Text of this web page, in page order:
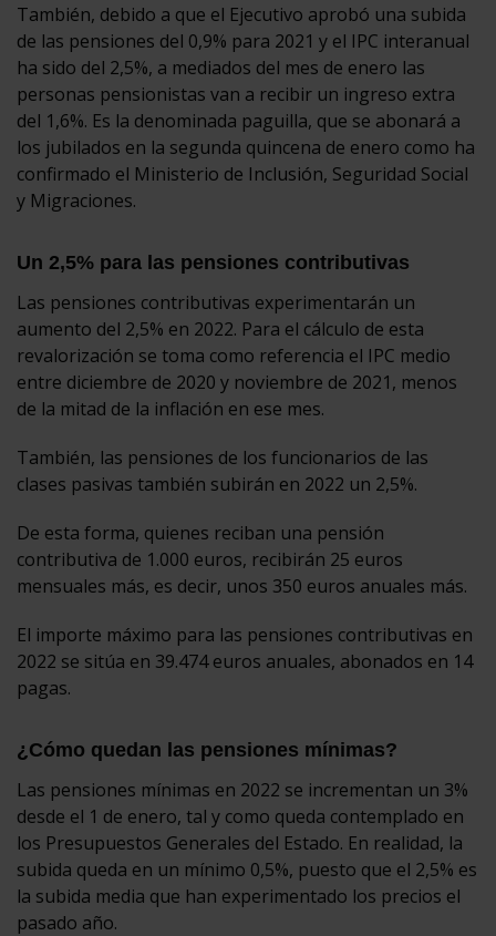
También, debido a que el Ejecutivo aprobó una subida
de las pensiones del 0,9% para 2021 y el IPC interanual
ha sido del 2,5%, a mediados del mes de enero las
personas pensionistas van a recibir un ingreso extra
del 1,6%. Es la denominada paguilla, que se abonará a
los jubilados en la segunda quincena de enero como ha
confirmado el Ministerio de Inclusión, Seguridad Social
y Migraciones.
Un 2,5% para las pensiones contributivas
Las pensiones contributivas experimentarán un
aumento del 2,5% en 2022. Para el cálculo de esta
revalorización se toma como referencia el IPC medio
entre diciembre de 2020 y noviembre de 2021, menos
de la mitad de la inflación en ese mes.
También, las pensiones de los funcionarios de las
clases pasivas también subirán en 2022 un 2,5%.
De esta forma, quienes reciban una pensión
contributiva de 1.000 euros, recibirán 25 euros
mensuales más, es decir, unos 350 euros anuales más.
El importe máximo para las pensiones contributivas en
2022 se sitúa en 39.474 euros anuales, abonados en 14
pagas.
¿Cómo quedan las pensiones mínimas?
Las pensiones mínimas en 2022 se incrementan un 3%
desde el 1 de enero, tal y como queda contemplado en
los Presupuestos Generales del Estado. En realidad, la
subida queda en un mínimo 0,5%, puesto que el 2,5% es
la subida media que han experimentado los precios el
pasado año.